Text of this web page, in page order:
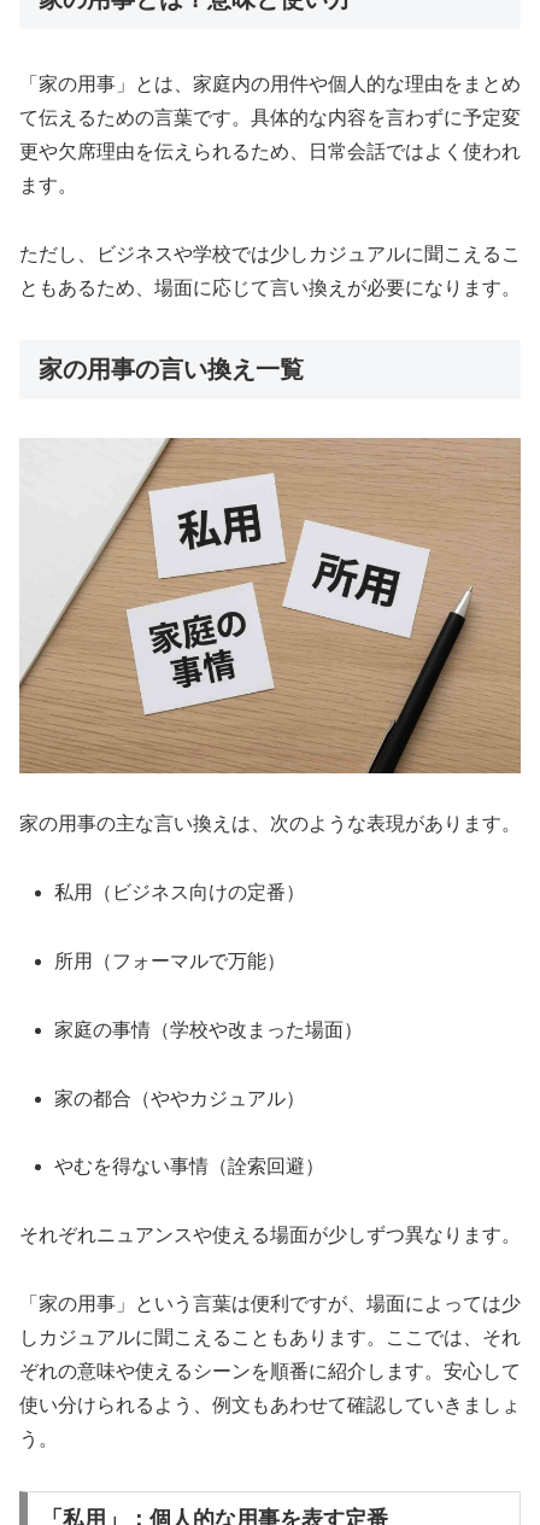
「家の用事」とは、家庭内の用件や個人的な理由をまとめ
て伝えるための言葉です。具体的な内容を言わずに予定変
更や欠席理由を伝えられるため、日常会話ではよく使われ
ます。
ただし、ビジネスや学校では少しカジュアルに聞こえるこ
ともあるため、場面に応じて言い換えが必要になります。
家の用事の言い換え一覧
家の用事の主な言い換えは、次のような表現があります。
私用（ビジネス向けの定番）
所用（フォーマルで万能）
家庭の事情（学校や改まった場面）
家の都合（ややカジュアル）
やむを得ない事情（詮索回避）
それぞれニュアンスや使える場面が少しずつ異なります。
「家の用事」という言葉は便利ですが、場面によっては少
しカジュアルに聞こえることもあります。ここでは、それ
ぞれの意味や使えるシーンを順番に紹介します。安心して
使い分けられるよう、例文もあわせて確認していきましょ
う。
「私用」：個人的な用事を表す定番